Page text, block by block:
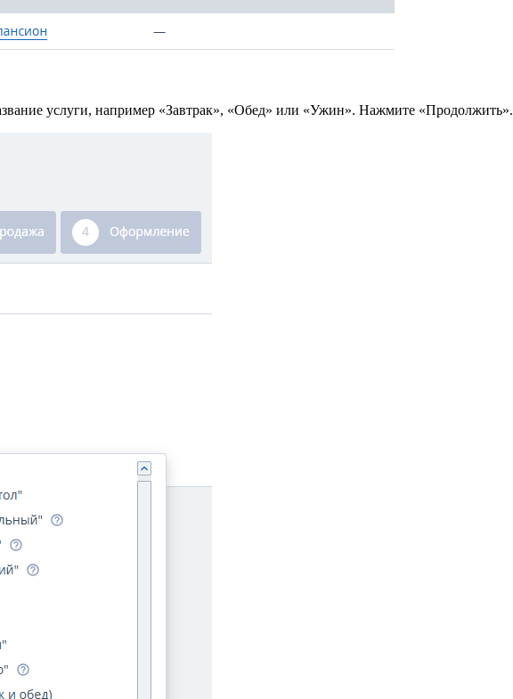
услуги, например «Завтрак», «Обед» или «Ужин». Нажмите «Продолжить».